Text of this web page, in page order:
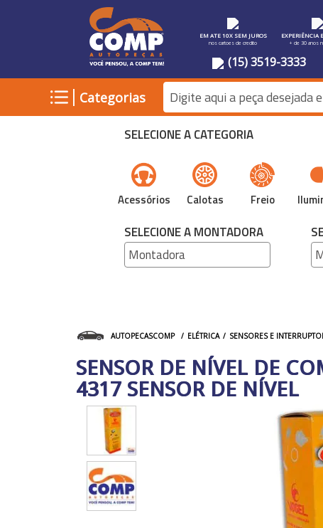
EM ATE 10X SEM JUROS
nos cartoes de credito
EXPERIÊNCIA
+ de 30 anos
(15) 3519-3333
| Categorias
SELECIONE A CATEGORIA
Acessórios Calotas Freio
SELECIONE A MONTADORA
AUTOPECASCOMP ELÉTRICA SENSORES E
SENSOR DE NÍVEL DE
4317 SENSOR DE NÍVEL